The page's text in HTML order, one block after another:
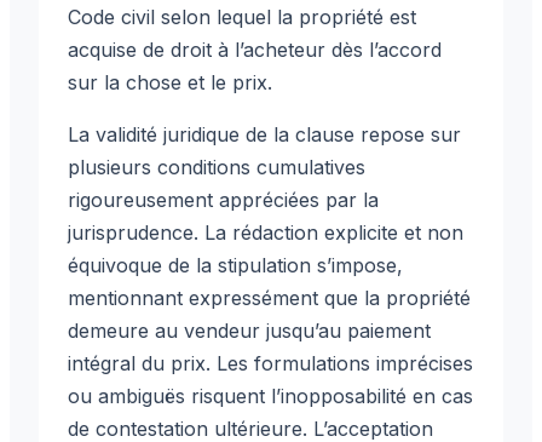
Code civil selon lequel la propriété est
acquise de droit à l’acheteur dès l’accord
sur la chose et le prix.
La validité juridique de la clause repose sur
plusieurs conditions cumulatives
rigoureusement appréciées par la
jurisprudence. La rédaction explicite et non
équivoque de la stipulation s’impose,
mentionnant expressément que la propriété
demeure au vendeur jusqu’au paiement
intégral du prix. Les formulations imprécises
ou ambiguës risquent l’inopposabilité en cas
de contestation ultérieure. L’acceptation